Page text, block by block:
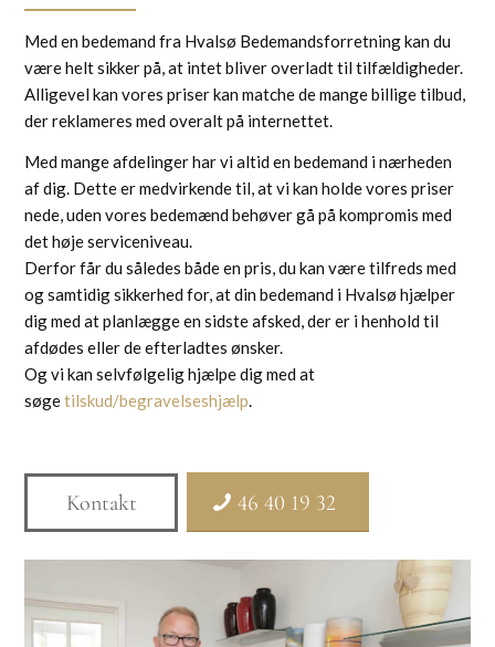
Med en bedemand fra Hvalsø Bedemandsforretning kan du
være helt sikker på, at intet bliver overladt til tilfældigheder.
Alligevel kan vores priser kan matche de mange billige tilbud,
der reklameres med overalt på internettet.
Med mange afdelinger har vi altid en bedemand i nærheden
af dig. Dette er medvirkende til, at vi kan holde vores priser
nede, uden vores bedemænd behøver gå på kompromis med
det høje serviceniveau.
Derfor får du således både en pris, du kan være tilfreds med
og samtidig sikkerhed for, at din bedemand i Hvalsø hjælper
dig med at planlægge en sidste afsked, der er i henhold til
afdødes eller de efterladtes ønsker.
Og vi kan selvfølgelig hjælpe dig med at
søgetilskud/begravelseshjælp.
Kontakt 46 40 19 32